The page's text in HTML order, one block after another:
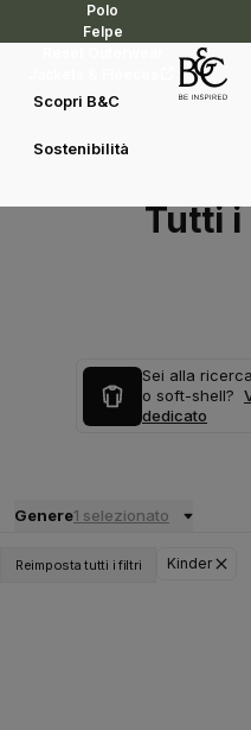
Polo
Felpe
Scopri B&C
Sostenibilità
Tutti
Sei alla
o soft-shell?
dedicato
Genere1 selezionato
Reimposta tutti i filtri Kinder